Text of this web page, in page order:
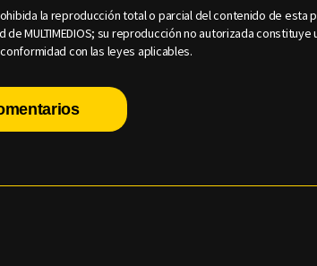
la reproducción total o parcial del contenido de esta
de MULTIMEDIOS; su reproducción no autorizada constituye
con las leyes aplicables.